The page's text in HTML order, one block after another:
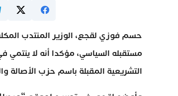
حسم فوزي لقجع، الوزير المنتدب
مستقبله السياسي، مؤكدا أنه لا ينتمي
التشريعية المقبلة باسم حزب الأصالة